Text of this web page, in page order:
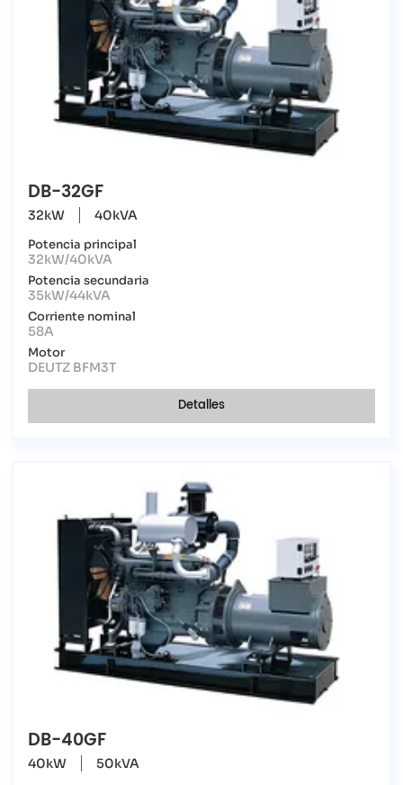
DB-32GF
32kW 40kVA
Potencia principal
32kW/40kVA
Potencia secundaria
35kW/44kVA
Corriente nominal
58A
Motor
DEUTZ BFM3T
Detalles
DB-40GF
40kW 50kVA